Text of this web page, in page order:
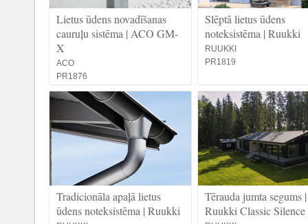
Lietus ūdens novadīšanas
cauruļu sistēma | ACO GM-
X
ACO
PR1876
Slēptā lietus ūdens
noteksistēma | Ruukki
RUUKKI
PR1819
Tradicionāla apaļā lietus
ūdens noteksistēma | Ruukki
Tērauda jumta segums |
Ruukki Classic Silence